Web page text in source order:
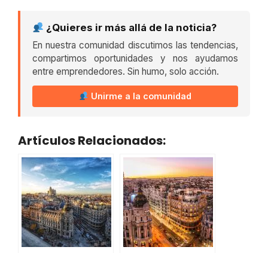
¿Quieres ir más allá de la noticia?
En nuestra comunidad discutimos las tendencias,
compartimos oportunidades y nos ayudamos
entre emprendedores. Sin humo, solo acción.
Unirme a la comunidad
Artículos Relacionados: